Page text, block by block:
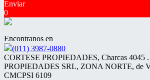
Enviar
0
Encontranos en
(011) 3987-0880
CORTESE PROPIEDADES, Charcas 4045
PROPIEDADES SRL, ZONA NORTE, de
CMCPSI 6109